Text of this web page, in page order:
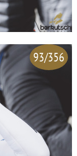
93/356